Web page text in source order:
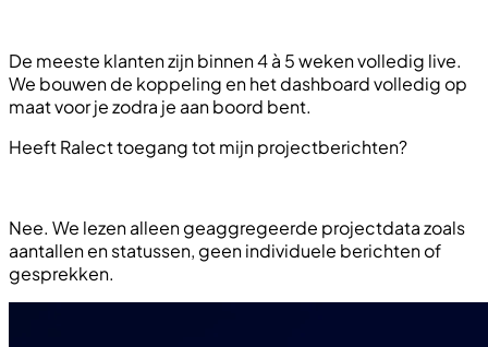
De meeste klanten zijn binnen 4 à 5 weken volledig live.
We bouwen de koppeling en het dashboard volledig op
maat voor je zodra je aan boord bent.
Heeft Ralect toegang tot mijn projectberichten?
Nee. We lezen alleen geaggregeerde projectdata zoals
aantallen en statussen, geen individuele berichten of
gesprekken.